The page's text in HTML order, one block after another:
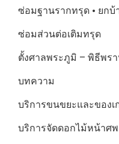
ซ่อมฐานรากทรุด • ยก
ซ่อมส่วนต่อเติมทรุด
ตั้งศาลพระภูมิ – พิธีพร
บทความ
บริการขนขยะและของ
บริการจัดดอกไม้หน้าศ